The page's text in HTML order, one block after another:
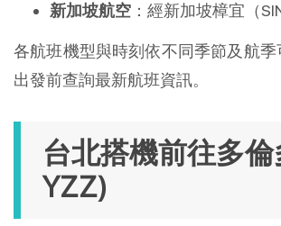
新加坡航空 ：經新加坡樟宜（
各航班機型與時刻依不同季節及航
出發前查詢最新航班資訊。
台北搭機前往多倫
YZZ)